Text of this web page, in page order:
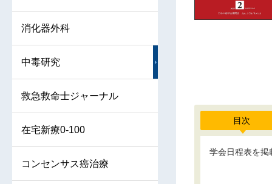
目次
学会日程表を掲
消化器外科
中毒研究
救急救命士ジャーナル
在宅新療0-100
コンセンサス癌治療